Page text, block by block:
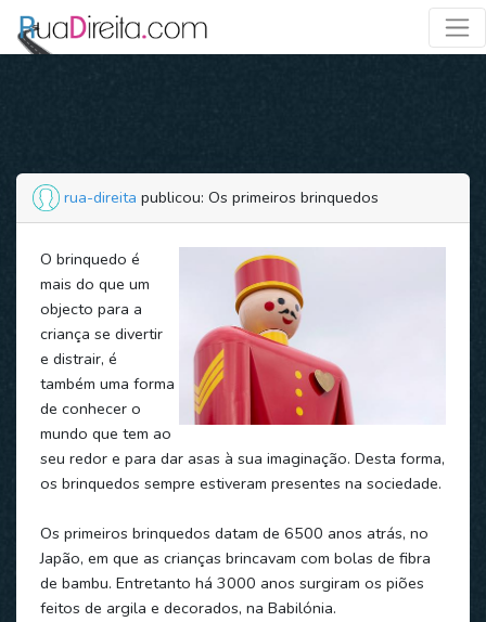
rua-direita publicou: Os primeiros brinquedos
O brinquedo é
mais do que um
objecto para a
criança se divertir
e distrair, é
também uma forma
de conhecer o
mundo que tem ao
seu redor e para dar asas à sua imaginação. Desta forma,
os brinquedos sempre estiveram presentes na sociedade.
Os primeiros brinquedos datam de 6500 anos atrás, no
Japão, em que as crianças brincavam com bolas de fibra
de bambu. Entretanto há 3000 anos surgiram os piões
feitos de argila e decorados, na Babilónia.